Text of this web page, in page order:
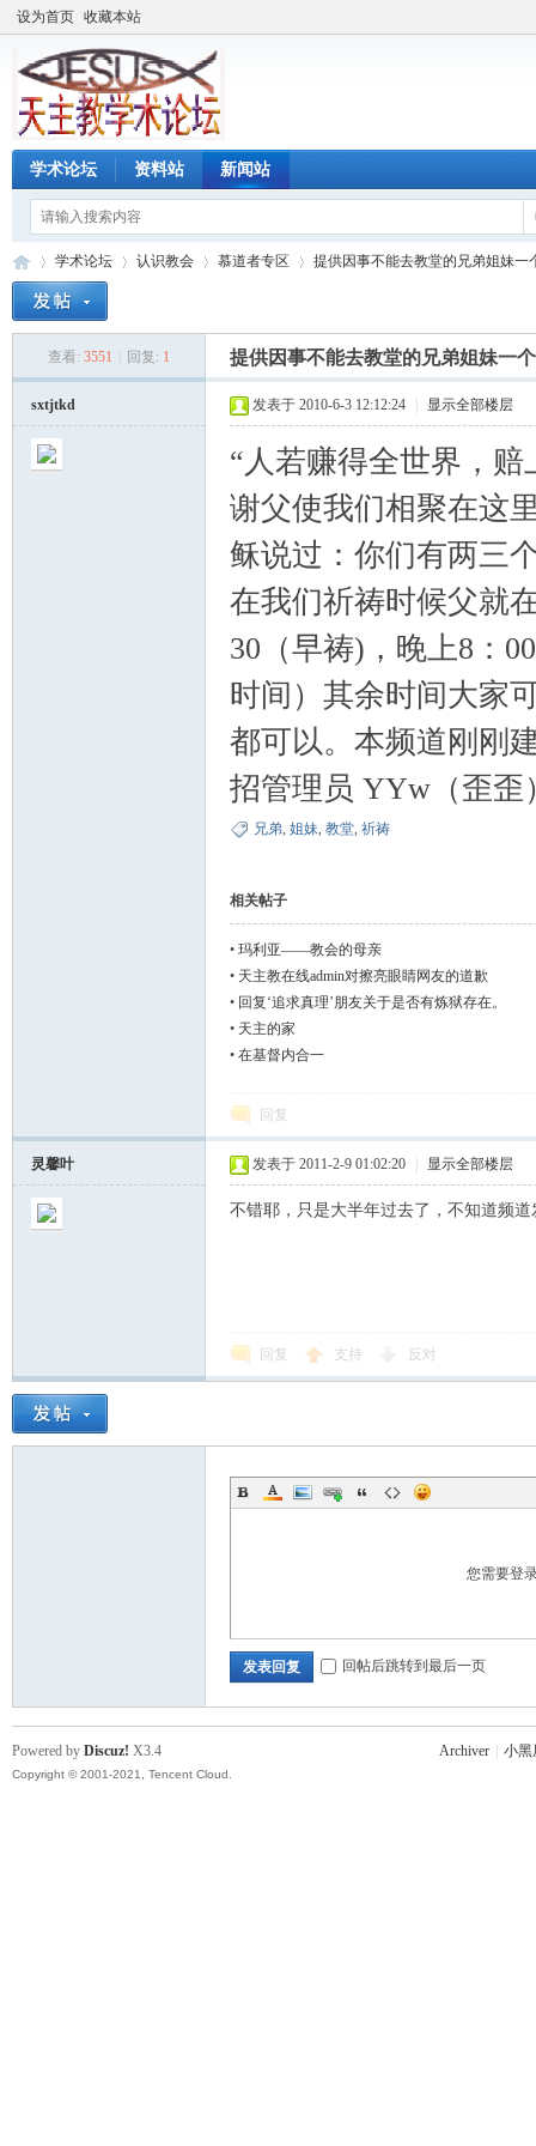
设为首页 收藏本站
学术论坛 资料站 新闻站
学术论坛 认识教会 慕道者专区
›
提供因事不能去教堂的兄弟姐妹一
查看: 3551 回复: 1 提供因事不能去教堂的兄弟姐妹一
sxtjtkd 发表于 2010-6-3 12:12:24 显示全部楼层
“人若赚得全世界，
谢父使我们相聚在这
稣说过：你们有两三
在我们祈祷时候父就
30（早祷)，晚上8：
时间）其余时间大家
都可以。本频道刚刚
招管理员 YYw（歪歪
兄弟, 姐妹, 教堂, 祈祷
相关帖子
• 玛利亚——教会的母亲
• 天主教在线admin对擦亮眼睛网友的道歉
• 回复‘追求真理’朋友关于是否有炼狱存在。
• 天主的家
• 在基督内合一
回复
灵馨叶 发表于 2011-2-9 01:02:20 显示全部楼层
不错耶，只是大半年过去了，不知道频
回复 支持 反对
您需要登
发表回复 回帖后跳转到最后一页
Archiver 小黑
Powered by Discuz! X3.4
Copyright © 2001-2021, Tencent Cloud.